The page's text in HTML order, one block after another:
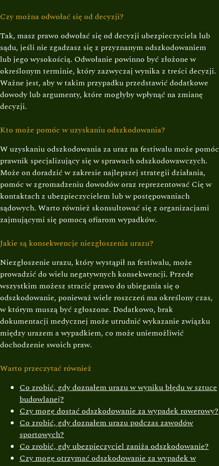
Czy można odwołać się od decyzji?
Tak, masz prawo odwołać się od decyzji ubezpieczyciela lub
sądu, jeśli nie zgadzasz się z przyznanym odszkodowaniem
lub jego wysokością. Odwołanie powinno być złożone w
określonym terminie, który zazwyczaj wynika z treści decyzji.
Ważne jest, aby w takim przypadku przedstawić dodatkowe
dowody lub argumenty, które mogłyby wpłynąć na zmianę
decyzji.
Kto może pomóc w uzyskaniu odszkodowania?
W uzyskaniu odszkodowania za uraz na festiwalu może pomóc
prawnik specjalizujący się w sprawach odszkodowawczych.
Może on doradzić w zakresie najlepszej strategii działania,
pomóc w zgromadzeniu dowodów oraz reprezentować Cię w
kontaktach z ubezpieczycielem lub w postępowaniach
sądowych. Warto również skonsultować się z organizacjami
zajmującymi się pomocą ofiarom wypadków.
Jakie są konsekwencje niezgłoszenia urazu?
Niezgłoszenie urazu, który wystąpił na festiwalu, może
prowadzić do wielu negatywnych konsekwencji. Przede
wszystkim możesz stracić prawo do ubiegania się o
odszkodowanie, ponieważ wiele roszczeń ma określony czas,
w którym muszą być zgłoszone. Dodatkowo, brak
dokumentacji medycznej może utrudnić wykazanie związku
między urazem a wypadkiem, co może uniemożliwić
dochodzenie swoich praw.
Warto przeczytać również
Co zrobić, gdy doznałem urazu w wyniku błędu w sztuce
budowlanej?
Czy mogę dostać odszkodowanie za wypadek rowerowy?
Co zrobić, gdy doznałem urazu podczas zawodów
sportowych?
Co zrobić, gdy ubezpieczyciel zaniża odszkodowanie?
Czy mogę otrzymać odszkodowanie za wypadek w